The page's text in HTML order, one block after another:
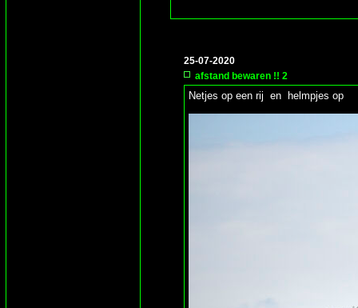
25-07-2020
afstand bewaren !! 2
Netjes op een rij en helmpjes op